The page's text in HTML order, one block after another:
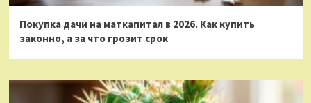
Покупка дачи на маткапитал в 2026. Как купить
законно, а за что грозит срок